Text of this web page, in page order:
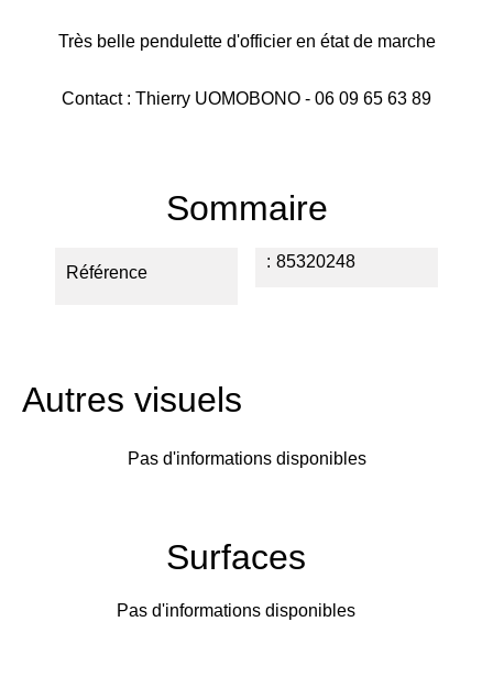
Très belle pendulette d'officier en état de marche
Contact : Thierry UOMOBONO - 06 09 65 63 89
Sommaire
Référence
85320248
Autres visuels
Pas d'informations disponibles
Surfaces
Pas d'informations disponibles